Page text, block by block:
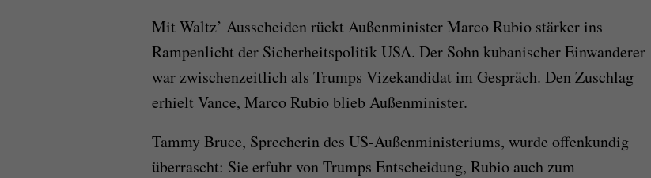
Mit Waltz’ Ausscheiden rückt Außenminister Marco Rubio stärker ins
Rampenlicht der Sicherheitspolitik USA. Der Sohn kubanischer Einwanderer
war zwischenzeitlich als Trumps Vizekandidat im Gespräch. Den Zuschlag
erhielt Vance, Marco Rubio blieb Außenminister.
Tammy Bruce, Sprecherin des US-Außenministeriums, wurde offenkundig
überrascht: Sie erfuhr von Trumps Entscheidung, Rubio auch zum